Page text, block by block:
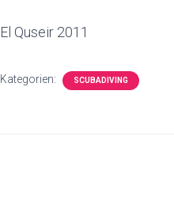
El Quseir 2011
Kategorien: SCUBADIVING